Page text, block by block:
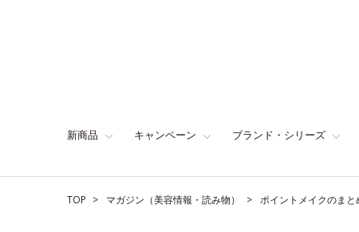
新商品 キャンペーン ブランド・シリーズ
TOP マガジン（美容情報・読み物） ポイントメイクのまと